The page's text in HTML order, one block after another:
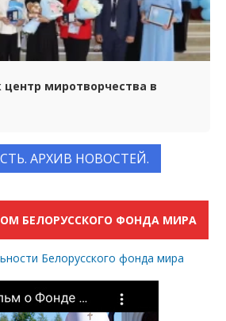
миротворчества в
АРХИВ НОВОСТЕЙ.
БЕЛОРУССКОГО ФОНДА МИРА
Белорусского фонда мира